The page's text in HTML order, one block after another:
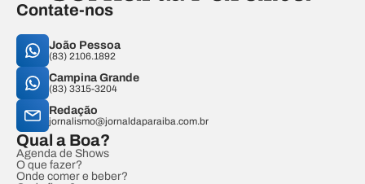
Contate-nos
João Pessoa
(83) 2106.1892
Campina Grande
(83) 3315-3204
Redação
jornalismo@jornaldaparaiba.com.br
Qual a Boa?
Agenda de Shows
O que fazer?
Onde comer e beber?